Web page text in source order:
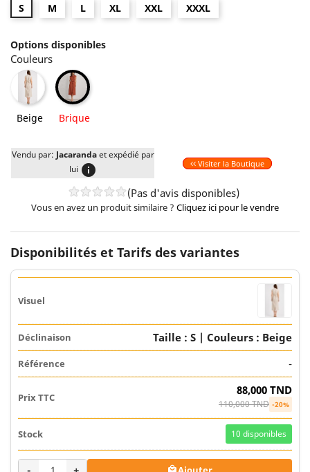
S M L XL XXL XXXL
Options disponibles
Couleurs
Beige
Beige
Brique
Brique
Vendu par: Jacaranda et expédié par
lui info Visiter la Boutique
(Pas d'avis disponibles)
Vous en avez un produit similaire ? Cliquez ici pour le vendre
Disponibilités et Tarifs des variantes
Taille : S | Couleurs : Beige
-
88,000 TND
110,000 TND -20%
10 disponibles